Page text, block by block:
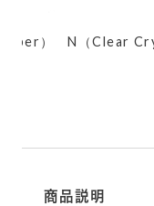
） N（Clear
商品説明